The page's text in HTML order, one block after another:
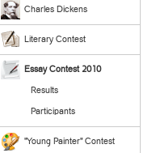
Charles Dickens
Literary Contest
Essay Contest 2010
Results
Participants
"Young Painter" Contest